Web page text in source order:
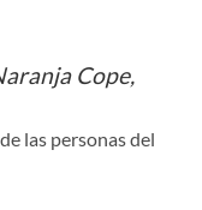
Cope,
las personas del